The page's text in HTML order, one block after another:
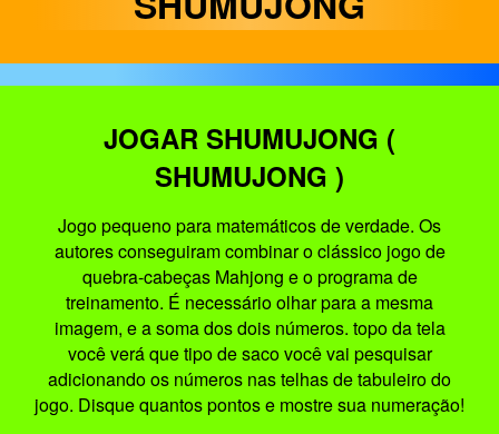
JOGAR SHUMUJONG (
SHUMUJONG )
Jogo pequeno para matemáticos de verdade. Os
autores conseguiram combinar o clássico jogo de
quebra-cabeças Mahjong e o programa de
treinamento. É necessário olhar para a mesma
imagem, e a soma dos dois números. topo da tela
você verá que tipo de saco você vai pesquisar
adicionando os números nas telhas de tabuleiro do
jogo. Disque quantos pontos e mostre sua numeração!